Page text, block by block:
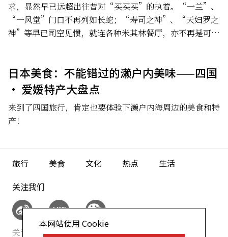
求，显然早已远超出往昔对“买买买”的执着。“一兰”、
“一风堂”门口不再列如长蛇；“寿司之神”、“天妇罗之
神”等早已司空见惯，就连各种米其林餐厅，亦不再是可望
日本美食：不能错过的濑户内美味——四国
· 爱媛特产大盘点
来到了四国旅行，肯定也要体验下濑户内海周边的美食和特
产！
旅行 美食 文化 热点
生活
关注我们
关于我们 网站政策
本网站使用 Cookie